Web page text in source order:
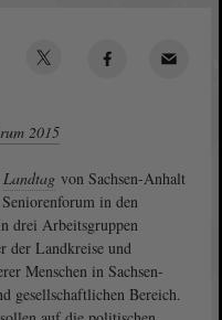
2015
Landtag von Sachsen-Anhalt
in den
drei Arbeitsgruppen
der Landkreise und
Menschen in Sachsen-
gesellschaftlichen Bereich.